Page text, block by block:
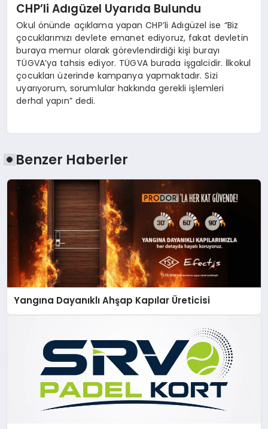
CHP’li Adıgüzel Uyarıda Bulundu
Okul önünde açıklama yapan CHP’li Adıgüzel ise “Biz
çocuklarımızı devlete emanet ediyoruz, fakat devletin
buraya memur olarak görevlendirdiği kişi burayı
TÜGVA’ya tahsis ediyor. TÜGVA burada işgalcidir. İlkokul
çocukları üzerinde kampanya yapmaktadır. Sizi
uyarıyorum, sorumlular hakkında gerekli işlemleri
derhal yapın” dedi.
Benzer Haberler
Yangına Dayanıklı Ahşap Kapılar Üreticisi